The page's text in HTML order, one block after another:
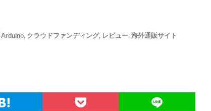
Arduino, クラウドファンディング, レビュー, 海外通販サイト